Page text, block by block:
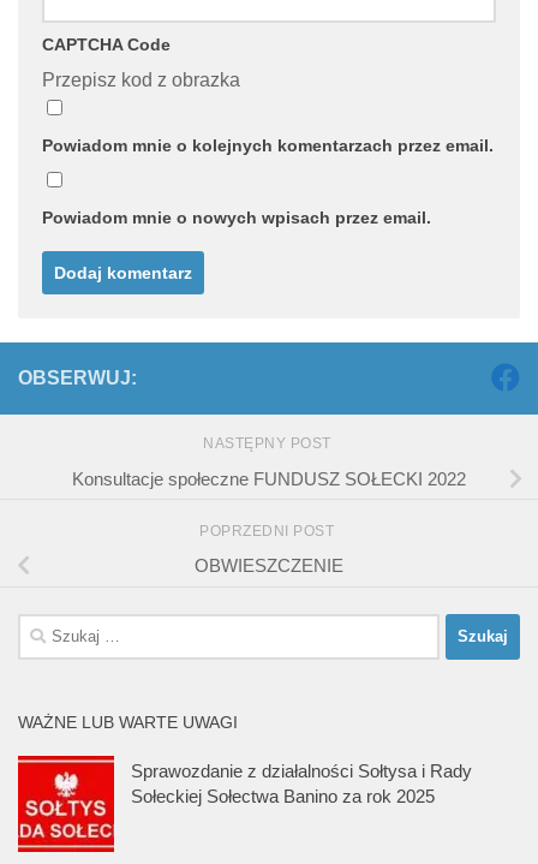
CAPTCHA Code
Przepisz kod z obrazka
Powiadom mnie o kolejnych komentarzach przez email.
Powiadom mnie o nowych wpisach przez email.
OBSERWUJ:
NASTĘPNY POST
Konsultacje społeczne FUNDUSZ SOŁECKI 2022
POPRZEDNI POST
OBWIESZCZENIE
Szukaj:
WAŻNE LUB WARTE UWAGI
Sprawozdanie z działalności Sołtysa i Rady
Sołeckiej Sołectwa Banino za rok 2025